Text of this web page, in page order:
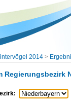
2014 >
Regierungsbezirk